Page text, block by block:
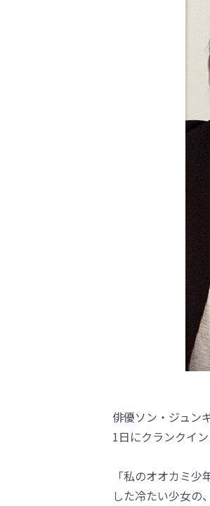
俳優ソン・ジュン
1日にクランクイン
「私のオオカミ
した冷たい少女の